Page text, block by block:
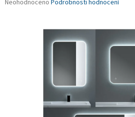
Průměrné
Neohodnoceno Podrobnosti hodnocení